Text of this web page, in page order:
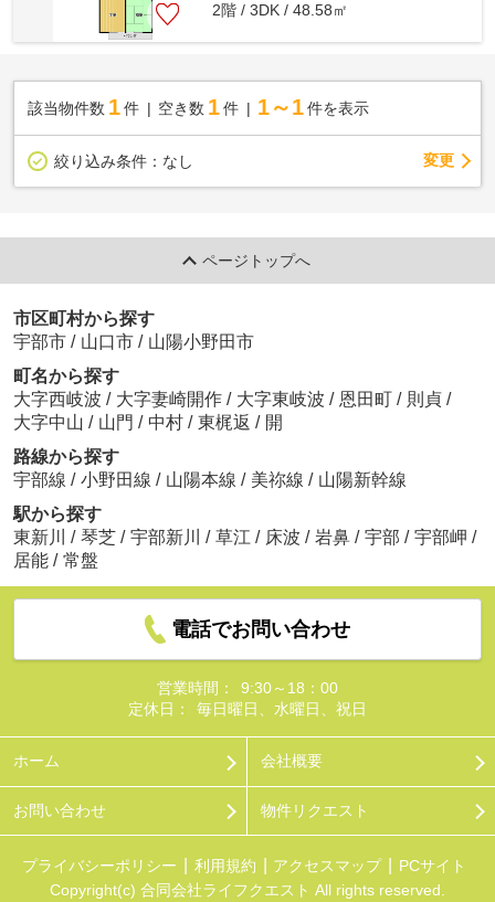
2階 / 3DK / 48.58㎡
該当物件数 1件 空き数 1 件 1～1 件を表示
絞り込み条件： なし 変更
ページトップへ
市区町村から探す
宇部市 / 山口市 / 山陽小野田市
町名から探す
大字西岐波 / 大字妻崎開作 / 大字東岐波 / 恩田町 / 則貞 /
大字中山 / 山門 / 中村 / 東梶返 / 開
路線から探す
宇部線 / 小野田線 / 山陽本線 / 美祢線 / 山陽新幹線
駅から探す
東新川
/ 琴芝 / 宇部新川 / 草江 / 床波 / 岩鼻 / 宇部 / 宇部岬 /
居能 / 常盤
電話でお問い合わせ
営業時間：
9:30～18：00
定休日：
毎日曜日、水曜日、祝日
ホーム 会社概要
お問い合わせ 物件リクエスト
プライバシーポリシー 利用規約 アクセスマップ
PCサイト
Copyright(c) 合同会社ライフクエスト All rights reserved.